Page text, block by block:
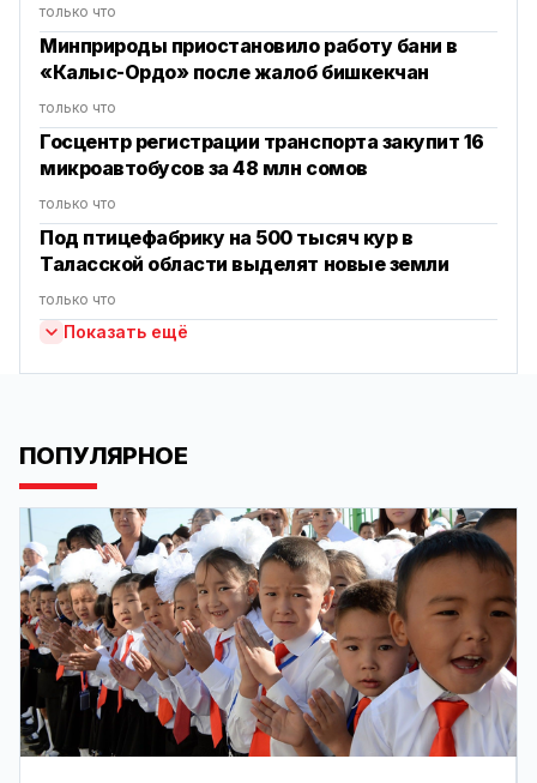
только что
Минприроды приостановило работу бани в
«Калыс-Ордо» после жалоб бишкекчан
только что
Госцентр регистрации транспорта закупит 16
микроавтобусов за 48 млн сомов
только что
Под птицефабрику на 500 тысяч кур в
Таласской области выделят новые земли
только что
Показать ещё
ПОПУЛЯРНОЕ